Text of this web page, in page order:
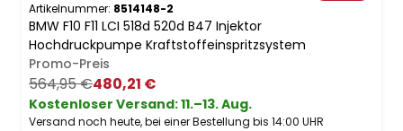
Artikelnummer: 8514148-2
BMW F10 F11 LCI 518d 520d B47 Injektor
Hochdruckpumpe Kraftstoffeinspritzsystem
Promo-Preis
564,95 €480,21 €
Kostenloser Versand:11.–13. Aug.
Versand noch heute, bei einer Bestellung bis 14:00 UHR